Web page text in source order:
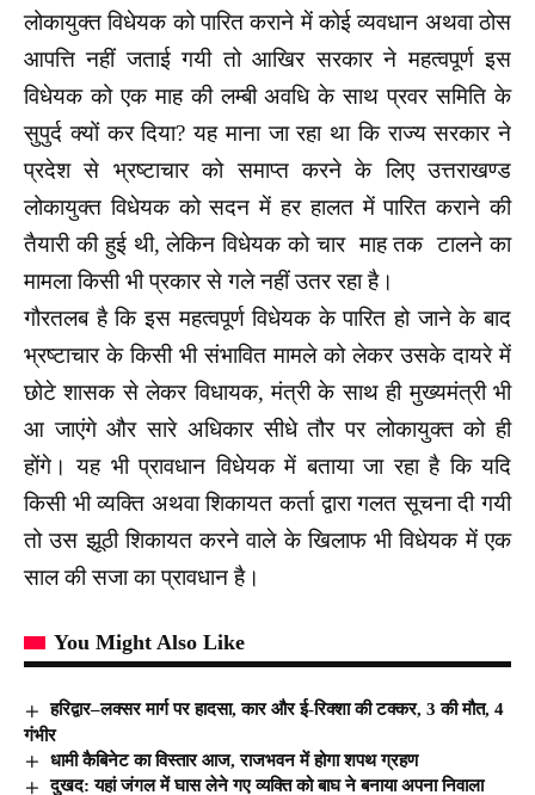
लोकायुक्त विधेयक को पारित कराने में कोई व्यवधान अथवा ठोस
आपत्ति नहीं जताई गयी तो आखिर सरकार ने महत्वपूर्ण इस
विधेयक को एक माह की लम्बी अवधि के साथ प्रवर समिति के
सुपुर्द क्यों कर दिया? यह माना जा रहा था कि राज्य सरकार ने
प्रदेश से भ्रष्टाचार को समाप्त करने के लिए उत्तराखण्ड
लोकायुक्त विधेयक को सदन में हर हालत में पारित कराने की
तैयारी की हुई थी, लेकिन विधेयक को चार माह तक टालने का
मामला किसी भी प्रकार से गले नहीं उतर रहा है।
गौरतलब है कि इस महत्वपूर्ण विधेयक के पारित हो जाने के बाद
भ्रष्टाचार के किसी भी संभावित मामले को लेकर उसके दायरे में
छोटे शासक से लेकर विधायक, मंत्री के साथ ही मुख्यमंत्री भी
आ जाएंगे और सारे अधिकार सीधे तौर पर लोकायुक्त को ही
होंगे। यह भी प्रावधान विधेयक में बताया जा रहा है कि यदि
किसी भी व्यक्ति अथवा शिकायत कर्ता द्वारा गलत सूचना दी गयी
तो उस झूठी शिकायत करने वाले के खिलाफ भी विधेयक में एक
साल की सजा का प्रावधान है।
You Might Also Like
हरिद्वार–लक्सर मार्ग पर हादसा, कार और ई-रिक्शा की टक्कर, 3 की मौत, 4
गंभीर
धामी कैबिनेट का विस्तार आज, राजभवन में होगा शपथ ग्रहण
दुखद: यहां जंगल में घास लेने गए व्यक्ति को बाघ ने बनाया अपना निवाला